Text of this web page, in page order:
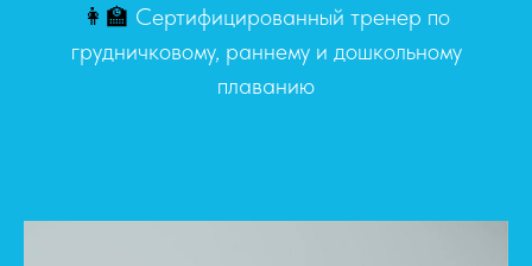
👩‍🏫 Сертифицированный тренер по
грудничковому, раннему и дошкольному
плаванию